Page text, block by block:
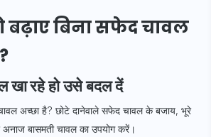
बढ़ाए बिना सफेद चावल
खा रहे हो उसे बदल दें
अच्छा है? छोटे दानेवाले सफेद चावल के बजाय, भूरे
बासमती चावलका उपयोग करें।